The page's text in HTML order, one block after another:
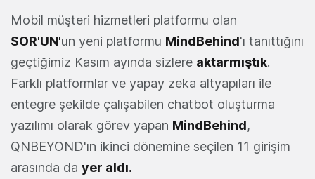
Mobil müşteri hizmetleri platformu olan
SOR'UN'un yeni platformu MindBehind'ı tanıttığını
geçtiğimiz Kasım ayında sizlere aktarmıştık.
Farklı platformlar ve yapay zeka altyapıları ile
entegre şekilde çalışabilen chatbot oluşturma
yazılımı olarak görev yapan MindBehind,
QNBEYOND'ın ikinci dönemine seçilen 11 girişim
arasında da yer aldı.